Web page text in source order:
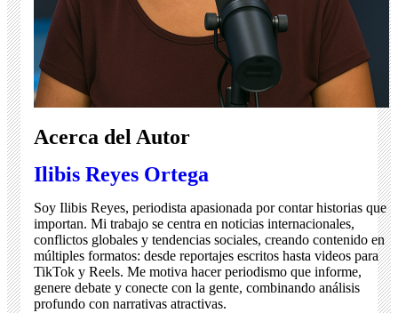
Acerca del Autor
Ilibis Reyes Ortega
Soy Ilibis Reyes, periodista apasionada por contar historias que
importan. Mi trabajo se centra en noticias internacionales,
conflictos globales y tendencias sociales, creando contenido en
múltiples formatos: desde reportajes escritos hasta videos para
TikTok y Reels. Me motiva hacer periodismo que informe,
genere debate y conecte con la gente, combinando análisis
profundo con narrativas atractivas.